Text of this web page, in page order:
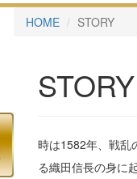
30秒CM公開！
キャストコメント動画
15秒CMほか、公開！
豊臣秀吉、織田信長 、明
公開！
公演直前記念スペシャル
HOME STORY
STORY
時は1582年、戦乱
る織田信長の身に